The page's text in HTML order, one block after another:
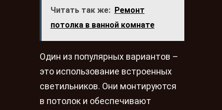
Читать так же: Ремонт
потолка в ванной комнате
Один из популярных вариантов –
это использование встроенных
светильников. Они монтируются
в потолок и обеспечивают